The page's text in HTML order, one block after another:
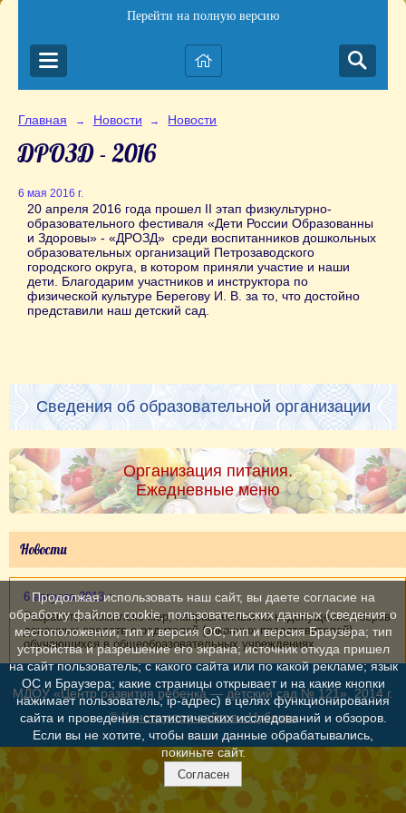
Перейти на полную версию
Главная → Новости → Новости
ДРОЗД - 2016
6 мая 2016 г.
20 апреля 2016 года прошел II этап физкультурно-
образовательного фестиваля «Дети России Образованны
и Здоровы» - «ДРОЗД» среди воспитанников дошкольных
образовательных организаций Петрозаводского
городского округа, в котором приняли участие и наши
дети. Благодарим участников и инструктора по
физической культуре Берегову И. В. за то, что достойно
представили наш детский сад.
Сведения об образовательной организации
Организация питания.
Ежедневные меню
Новости
6 августа 2013 г.
Разработан Комплекс мер, направленный на недопущение сборов
денежных средств с родителей (законных представителей)
обучающихся в общеобразовательных учреждениях.
МДОУ «Центр развития ребенка — детский сад № 121», 2014 г.
©Конструктор сайтов «Нубекс»
Продолжая использовать наш сайт, вы даете согласие на
обработку файлов cookie, пользовательских данных (сведения о
местоположении; тип и версия ОС; тип и версия Браузера; тип
устройства и разрешение его экрана; источник откуда пришел
на сайт пользователь; с какого сайта или по какой рекламе; язык
ОС и Браузера; какие страницы открывает и на какие кнопки
нажимает пользователь; ip-адрес) в целях функционирования
сайта и проведения статистических исследований и обзоров.
Если вы не хотите, чтобы ваши данные обрабатывались,
покиньте сайт.
Согласен